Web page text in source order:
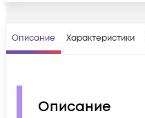
Описание Характеристики
Описание